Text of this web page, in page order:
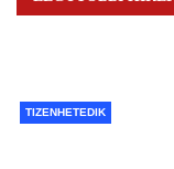
TIZENHETEDIK